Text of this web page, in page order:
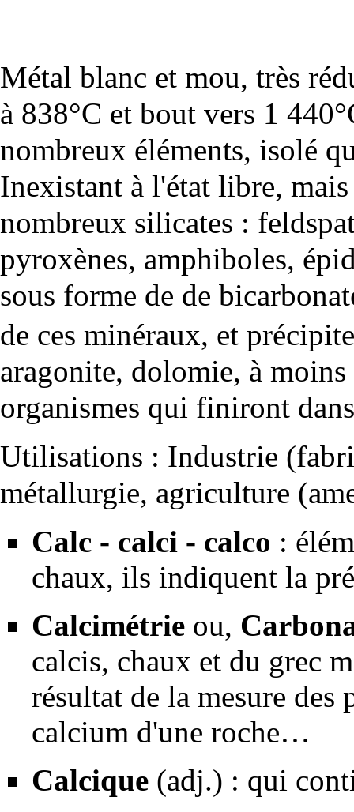
Métal blanc et mou, très
à 838°C et bout vers 1
nombreux éléments, isolé
Inexistant à l'état libre,
nombreux silicates :
pyroxènes, amphiboles,
sous forme de de
de ces minéraux, et
aragonite, dolomie, à
organismes qui finiront
Utilisations : Industrie
métallurgie, agriculture
Calc - calci - calco :
chaux, ils indiquent la
Calcimétrie ou,
calcis, chaux et du grec
résultat de la mesure des
calcium d'une roche…
Calcique (adj.) : qui